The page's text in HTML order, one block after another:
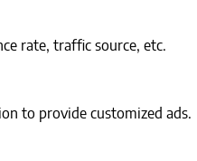
rate, traffic source, etc.
to provide customized ads.